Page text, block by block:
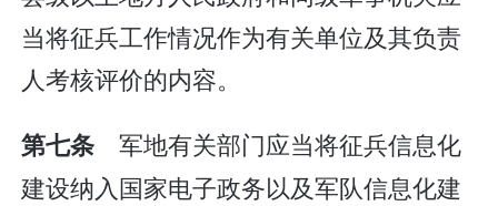
当将征兵工作情况作为有关单位及其负责
人考核评价的内容。
第七条 军地有关部门应当将征兵信息化
建设纳入国家电子政务以及军队信息化建